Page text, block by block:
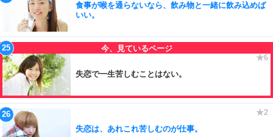
食事が喉を通らないなら、飲み物と一緒に飲み込めば
いい。
失恋で一生苦しむことはない。
失恋は、あれこれ苦しむのが仕事。